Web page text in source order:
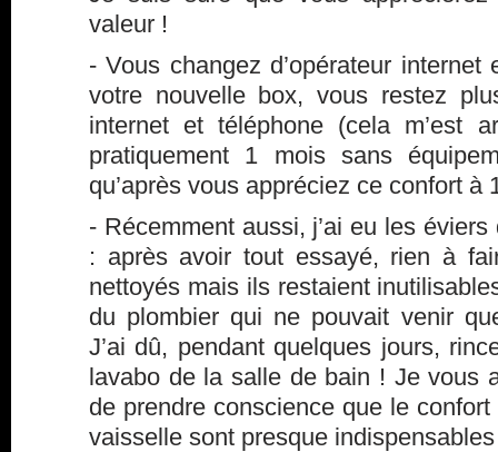
valeur !
- Vous changez d’opérateur
votre nouvelle box, vous restez
internet et téléphone (cela m’est
pratiquement 1 mois sans
qu’après vous appréciez ce confort à
- Récemment aussi, j’ai eu les
: après avoir tout essayé, rien à
nettoyés mais ils restaient
du plombier qui ne pouvait venir
J’ai dû, pendant quelques jours,
lavabo de la salle de bain ! Je vous
de prendre conscience que le confort
vaisselle sont presque